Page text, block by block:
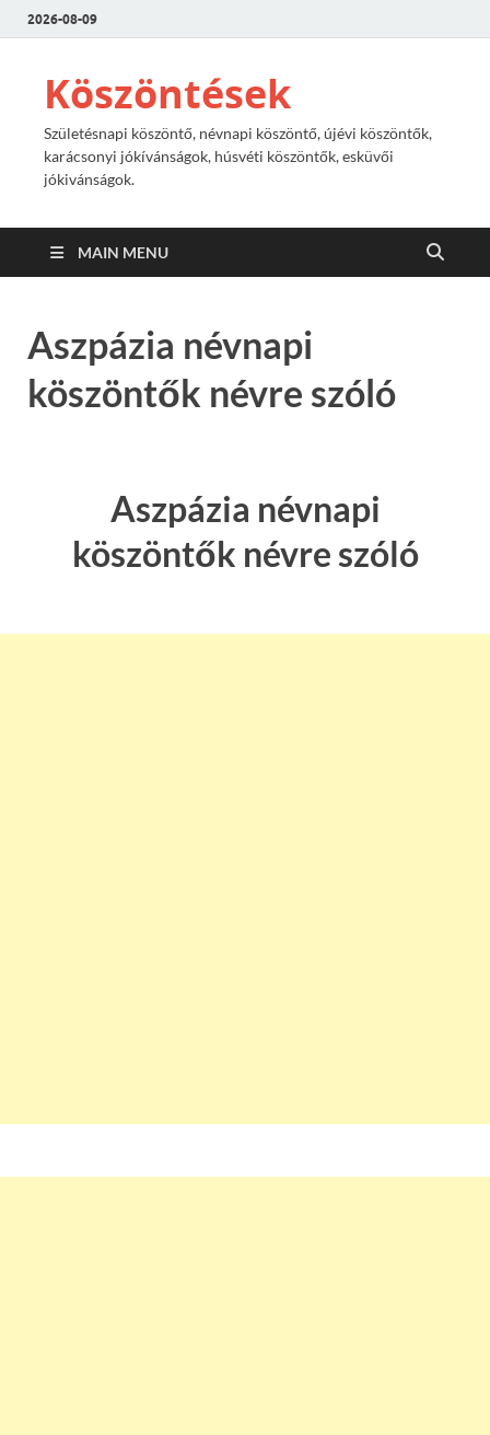
2026-08-09
Köszöntések
Születésnapi köszöntő, névnapi köszöntő, újévi köszöntők,
karácsonyi jókívánságok, húsvéti köszöntők, esküvői
jókivánságok.
MAIN MENU
Aszpázia névnapi
köszöntők névre szóló
Aszpázia névnapi
köszöntők névre szóló